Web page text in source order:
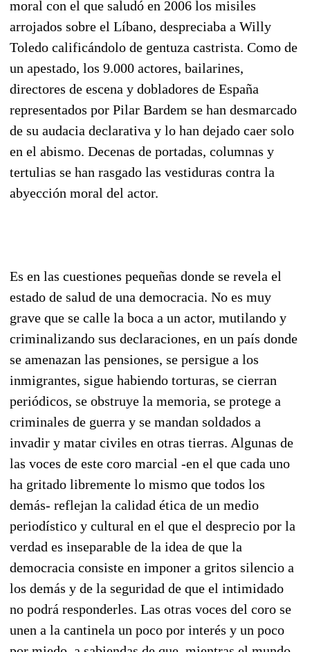
moral con el que saludó en 2006 los misiles
arrojados sobre el Líbano, despreciaba a Willy
Toledo calificándolo de gentuza castrista. Como de
un apestado, los 9.000 actores, bailarines,
directores de escena y dobladores de España
representados por Pilar Bardem se han desmarcado
de su audacia declarativa y lo han dejado caer solo
en el abismo. Decenas de portadas, columnas y
tertulias se han rasgado las vestiduras contra la
abyección moral del actor.
Es en las cuestiones pequeñas donde se revela el
estado de salud de una democracia. No es muy
grave que se calle la boca a un actor, mutilando y
criminalizando sus declaraciones, en un país donde
se amenazan las pensiones, se persigue a los
inmigrantes, sigue habiendo torturas, se cierran
periódicos, se obstruye la memoria, se protege a
criminales de guerra y se mandan soldados a
invadir y matar civiles en otras tierras. Algunas de
las voces de este coro marcial -en el que cada uno
ha gritado libremente lo mismo que todos los
demás- reflejan la calidad ética de un medio
periodístico y cultural en el que el desprecio por la
verdad es inseparable de la idea de que la
democracia consiste en imponer a gritos silencio a
los demás y de la seguridad de que el intimidado
no podrá responderles. Las otras voces del coro se
unen a la cantinela un poco por interés y un poco